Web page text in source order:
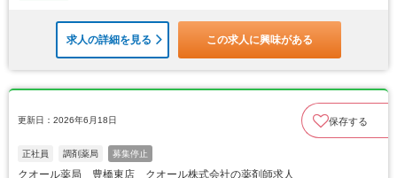
求人の詳細を見る この求人に興味がある
更新日：2026年6月18日 保存する
正社員 調剤薬局 募集停止
クオール薬局 豊橋東店 クオール株式会社の薬剤師求人